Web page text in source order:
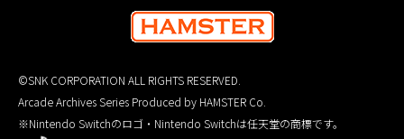
©SNK CORPORATION ALL RIGHTS RESERVED.
Arcade Archives Series Produced by HAMSTER Co.
※Nintendo Switchのロゴ・Nintendo Switchは任天堂の商標です。